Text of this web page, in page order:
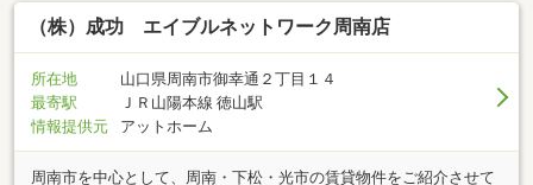
（株）成功 エイブルネットワーク周南店
所在地
山口県周南市御幸通２丁目１４
最寄駅
ＪＲ山陽本線 徳山駅
情報提供元
アットホーム
周南市を中心として、周南・下松・光市の賃貸物件をご紹介させて